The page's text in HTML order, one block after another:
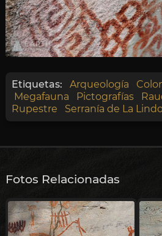
Etiquetas: Arqueología
Megafauna
Pictografías
Rupestre
Serranía de La
Fotos Relacionadas